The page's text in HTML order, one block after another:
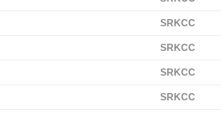
SRKCC
SRKCC
SRKCC
SRKCC